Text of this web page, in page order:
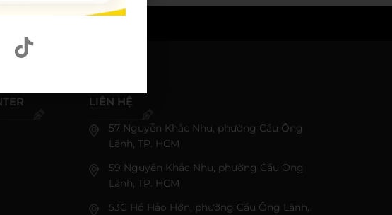
LIÊN HỆ
57 Nguyễn Khắc Nhu, phường Cầu Ông
Lãnh, TP. HCM
59 Nguyễn Khắc Nhu, phường Cầu Ông
Lãnh, TP. HCM
53C Hồ Hảo Hớn, phường Cầu Ông Lãnh,